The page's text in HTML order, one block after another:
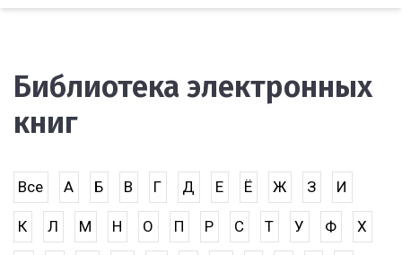
Библиотека электронных
книг
Все А Б В Г Д Е Ё Ж З И
К Л М Н О П Р С Т У Ф Х